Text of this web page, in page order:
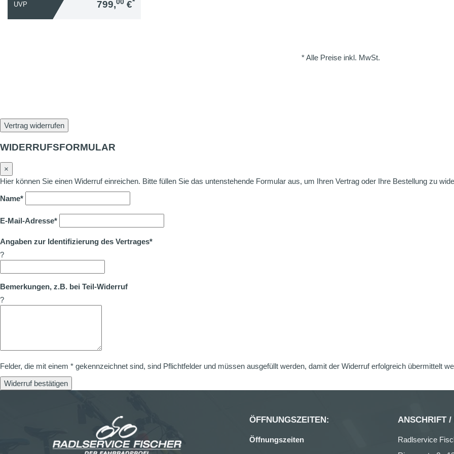
UVP 799, €
* Alle Preise inkl. MwSt.
Vertrag widerrufen
WIDERRUFSFORMULAR
×
Hier können Sie einen Widerruf einreichen. Bitte füllen Sie das untenstehende Formular aus, um Ihren Vertrag oder Ihre Bestellung zu
Name*
E-Mail-Adresse*
Angaben zur Identifizierung des Vertrages*
?
Bemerkungen, z.B. bei Teil-Widerruf
?
Felder, die mit einem * gekennzeichnet sind, sind Pflichtfelder und müssen ausgefüllt werden, damit der Widerruf erfolgreich übermittelt
Widerruf bestätigen
ÖFFNUNGSZEITEN:
Öffnungszeiten
ANSCHRIFT /
Radlservice